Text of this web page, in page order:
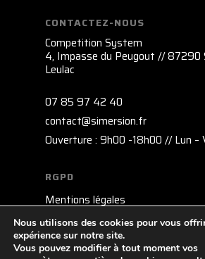
CONTACTEZ-NOUS
Competition System
4, Impasse du Peugout // 87290
Leulac
07 85 97 42 40
contact@simersion.fr
Ouverture : 9h00 -18h00 // Lun –
RGPD
Mentions légales
Politique de confidentialité
Politique de gestion des cookies
Nous utilisons des cookies pour vous
expérience sur notre site.
Vous pouvez modifier à tout moment vos